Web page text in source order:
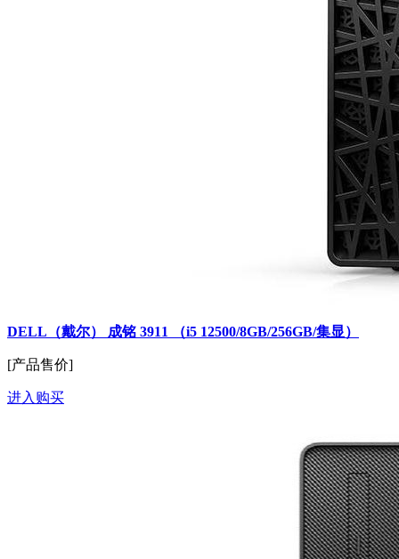
DELL（戴尔） 成铭 3911 （i5 12500/8GB/256GB/集显）
[产品售价]
进入购买